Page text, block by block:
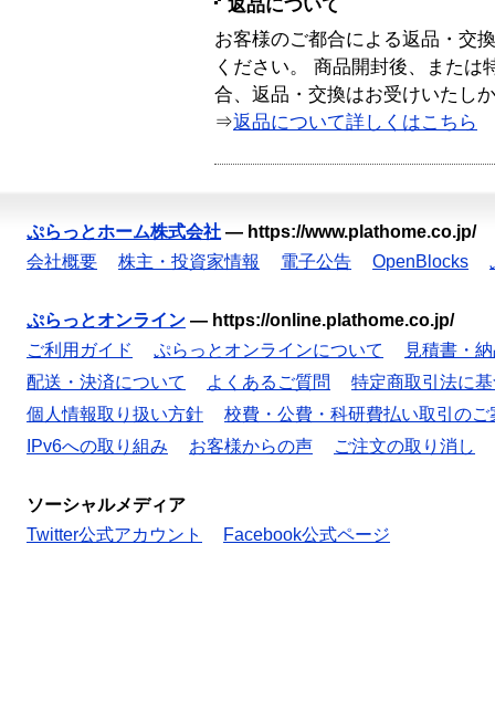
返品について
お客様のご都合による返品・交
ください。 商品開封後、または
合、返品・交換はお受けいたし
⇒返品について詳しくはこちら
ぷらっとホーム株式会社 — https://www.plathome.co.jp/
会社概要
株主・投資家情報 電子公告 OpenBlocks
ぷらっとオンライン — https://online.plathome.co.jp/
ご利用ガイド
ぷらっとオンラインについて
見積書・
配送・決済について
よくあるご質問
特定商取引法に
個人情報取り扱い方針
校費・公費・科研費払い取引のご
IPv6への取り組み
お客様からの声 ご注文の取り消し
ソーシャルメディア
Twitter公式アカウント
Facebook公式ページ